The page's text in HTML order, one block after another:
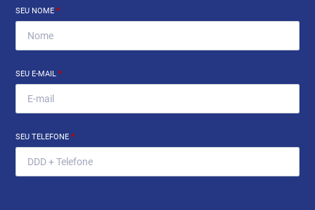
SEU NOME*
SEU E-MAIL*
SEU TELEFONE*